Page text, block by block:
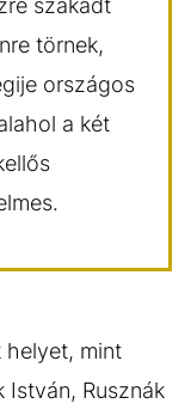
szakadt
törnek,
országos
a két
helyet, mint
István, Rusznák